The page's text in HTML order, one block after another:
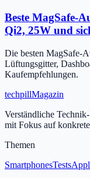
Beste MagSafe-
Qi2, 25W und
Die besten MagSafe-
Lüftungsgitter,
Kaufempfehlungen.
techpillMagazin
Verständliche
mit Fokus auf
Themen
SmartphonesTests